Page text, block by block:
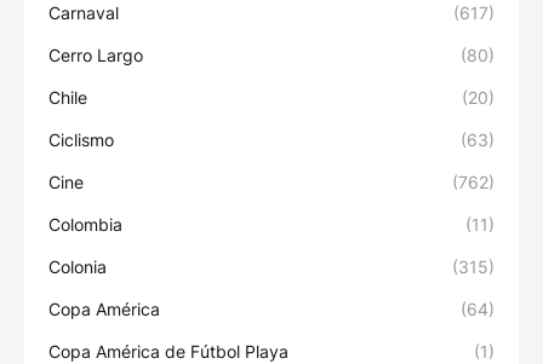
Carnaval (617)
Cerro Largo (80)
Chile (20)
Ciclismo (63)
Cine (762)
Colombia (11)
Colonia (315)
Copa América (64)
Copa América de Fútbol Playa (1)